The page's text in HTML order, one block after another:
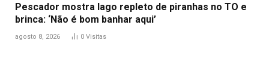
Pescador mostra lago repleto de piranhas no TO e
brinca: ‘Não é bom banhar aqui’
agosto 8, 2026 0 Visitas